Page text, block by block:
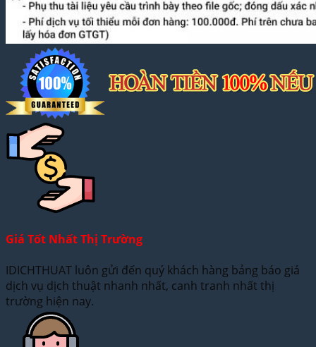
Giá Tốt Nhất Thị Trường
IDICHTHUAT luôn gửi đến quý khách hàng bảng báo giá
dịch vụ dịch thuật nhanh nhất, canh tranh nhất thị
trường hiện nay.